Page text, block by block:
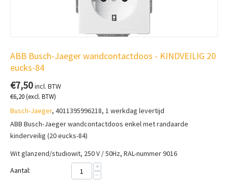
ABB Busch-Jaeger wandcontactdoos - KINDVEILIG 20
eucks-84
€7,50incl. BTW
€6,20(excl. BTW)
Busch-Jaeger, 4011395996218, 1 werkdag levertijd
ABB Busch-Jaeger wandcontactdoos enkel met randaarde
kinderveilig (20 eucks-84)
Wit glanzend/studiowit, 250 V / 50Hz, RAL-nummer 9016
Aantal:
+
−